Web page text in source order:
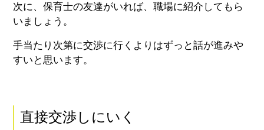
次に、保育士の友達がいれば、職場に紹介してもら
いましょう。
手当たり次第に交渉に行くよりはずっと話が進みや
すいと思います。
直接交渉しにいく